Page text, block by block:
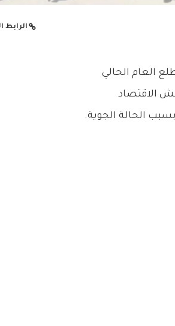
الرابط
الاقتصاد
الحالة الجوية.